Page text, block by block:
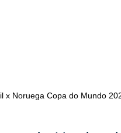
x Noruega Copa do Mundo